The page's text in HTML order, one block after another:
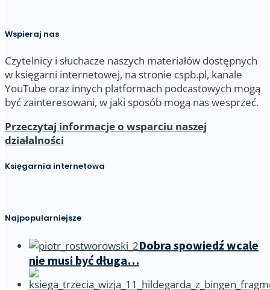
Wspieraj nas
Czytelnicy i słuchacze naszych materiałów dostępnych
w księgarni internetowej, na stronie cspb.pl, kanale
YouTube oraz innych platformach podcastowych mogą
być zainteresowani, w jaki sposób mogą nas wesprzeć.
Przeczytaj informacje o wsparciu naszej
działalności
Księgarnia internetowa
Najpopularniejsze
Dobra spowiedź wcale
nie musi być długa…